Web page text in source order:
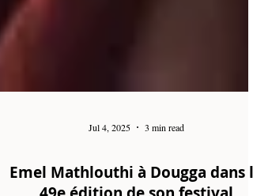
3 min read